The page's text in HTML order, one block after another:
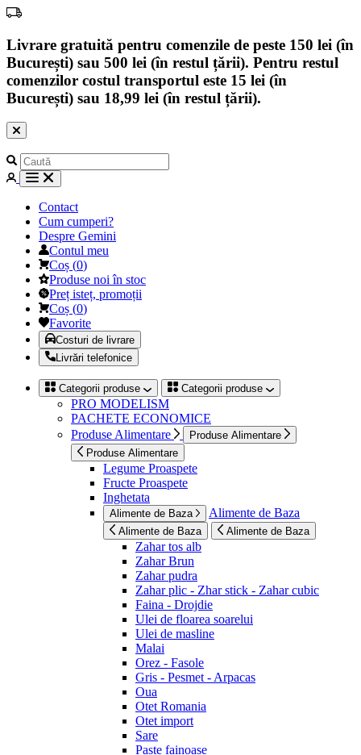
Livrare gratuită pentru comenzile de peste 150 lei (în
București) sau 500 lei (în restul țării). Pentru restul
comenzilor costul transportul este 15 lei (în
București) sau 18,99 lei (în restul țării).
Contact
Cum cumperi?
Despre Gemini
Contul meu
Coș (0)
Produse noi în stoc
Preț isteț, promoții
Coș (0)
Favorite
Costuri de livrare
Livrări telefonice
Categorii produse Categorii produse
PRO MODELISM
PACHETE ECONOMICE
Produse Alimentare
Produse Alimentare
Produse Alimentare
Legume Proaspete
Fructe Proaspete
Inghetata
Alimente de Baza Alimente de Baza
Alimente de Baza Alimente de Baza
Zahar tos alb
Zahar Brun
Zahar pudra
Zahar plic - Zhar stick - Zahar cubic
Faina - Drojdie
Ulei de floarea soarelui
Ulei de masline
Malai
Orez - Fasole
Gris - Pesmet - Arpacas
Oua
Otet Romania
Otet import
Sare
Paste fainoase